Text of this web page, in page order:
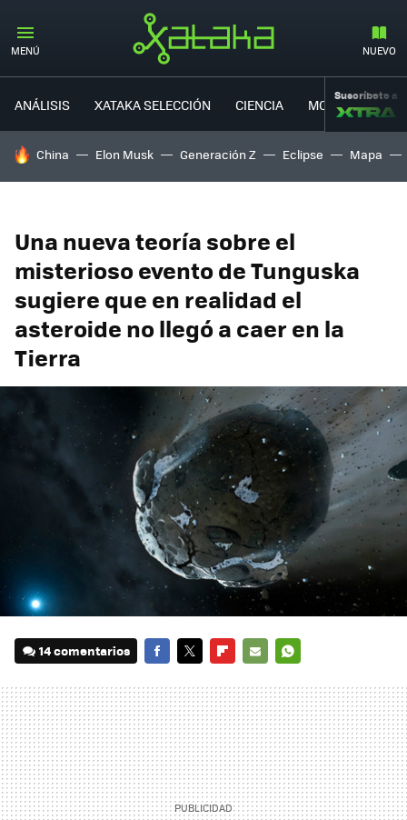
MENÚ NUEVO
ANÁLISIS XATAKA SELECCIÓN CIENCIA MOVILIDAD
Suscríbete a
HOY SE HABLA DE
China Elon Musk Generación Z Eclipse Mapa
Una nueva teoría sobre el
misterioso evento de Tunguska
sugiere que en realidad el
asteroide no llegó a caer en la
Tierra
14 comentarios
MAIL